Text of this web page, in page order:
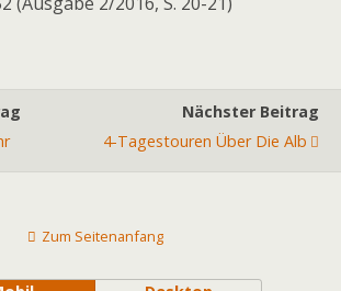
Nächster Beitrag
4-Tagestouren Über Die Alb
Zum Seitenanfang